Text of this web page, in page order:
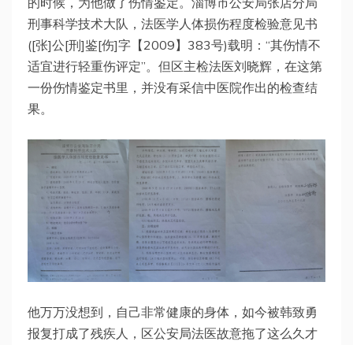
刑事科学技术大队，法医学人体损伤程度检验意见书
([张]公[刑]鉴[伤]字【2009】383号)载明：“其伤情不
适宜进行轻重伤评定”。但区主检法医刘晓辉，在这第
一份伤情鉴定书里，并没有采信中医院作出的检查结
果。
他万万没想到，自己非常健康的身体，如今被韩致勇
报复打成了残疾人，区公安局法医故意拖了这么久才